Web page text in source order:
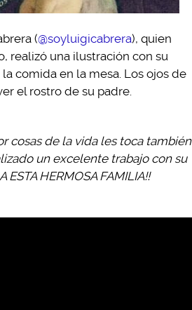
(@soyluigicabrera), quien
realizó una ilustración con su
comida en la mesa. Los ojos de
el rostro de su padre.
cosas de la vida les toca también
un excelente trabajo con su
HERMOSA FAMILIA!!